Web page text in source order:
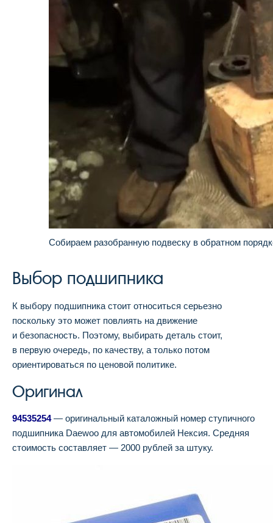
Собираем разобранную подвеску в обратном
Выбор подшипника
К выбору подшипника стоит относиться серьезно
поскольку это может повлиять на движение
и безопасность. Поэтому, выбирать деталь стоит,
в первую очередь, по качеству, а только потом
ориентироваться по ценовой политике.
Оригинал
94535254— оригинальный каталожный номер ступичного
подшипника Daewoo для автомобилей Нексия. Средняя
стоимость составляет — 2000 рублей за штуку.